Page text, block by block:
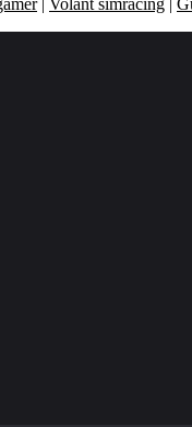
| Volant simracing |